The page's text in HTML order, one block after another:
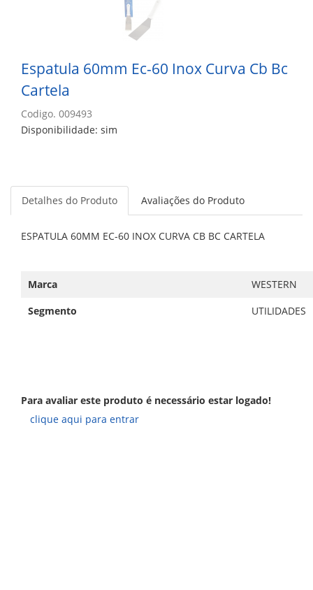
Espatula 60mm Ec-60 Inox Curva Cb Bc
Cartela
Codigo. 009493
Disponibilidade: sim
Detalhes do Produto Avaliações do Produto
ESPATULA 60MM EC-60 INOX CURVA CB BC CARTELA
Marca
WESTERN
Segmento
UTILIDADES
Para avaliar este produto é necessário estar logado!
clique aqui para entrar